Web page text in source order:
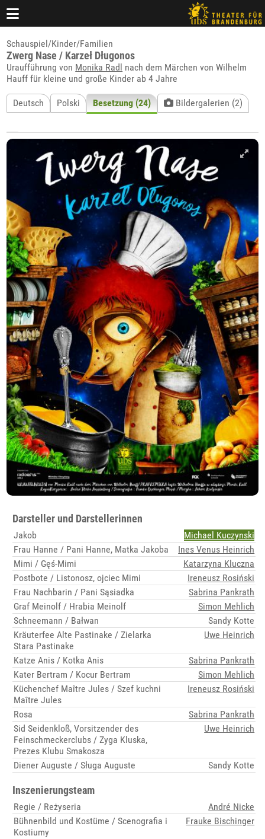
Schauspiel/Kinder/Familien
Zwerg Nase / Karzeł Długonos
Uraufführung von Monika Radl nach dem Märchen von Wilhelm
Hauff für kleine und große Kinder ab 4 Jahre
Deutsch Polski Besetzung (24) Bildergalerien (2)
Darsteller und Darstellerinnen
Jakob
Michael Kuczynski
Frau Hanne / Pani Hanne, Matka Jakoba
Ines Venus Heinrich
Mimi / Gęś-Mimi
Katarzyna Kluczna
Postbote / Listonosz, ojciec Mimi
Ireneusz Rosiński
Frau Nachbarin / Pani Sąsiadka
Sabrina Pankrath
Graf Meinolf / Hrabia Meinolf
Simon Mehlich
Schneemann / Bałwan
Sandy Kotte
Kräuterfee Alte Pastinake / Zielarka
Stara Pastinake
Uwe Heinrich
Katze Anis / Kotka Anis
Sabrina Pankrath
Kater Bertram / Kocur Bertram
Simon Mehlich
Küchenchef Maître Jules / Szef kuchni
Maître Jules
Ireneusz Rosiński
Rosa
Sabrina Pankrath
Sid Seidenkloß, Vorsitzender des
Feinschmeckerclubs / Zyga Kluska,
Prezes Klubu Smakosza
Uwe Heinrich
Diener Auguste / Sługa Auguste Sandy Kotte
Inszenierungsteam
Regie / Reżyseria
André Nicke
Bühnenbild und Kostüme / Scenografia i
Kostiumy
Frauke Bischinger